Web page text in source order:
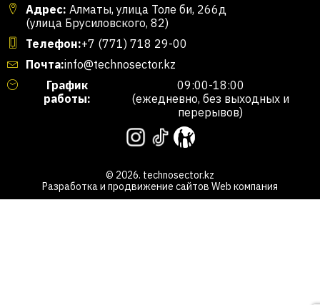
Адрес: Алматы, улица Толе би, 266д
(улица Брусиловского, 82)
Телефон:+7 (771) 718 29-00
Почта:info@technosector.kz
График
работы:
09:00-18:00
(ежедневно, без выходных и
перерывов)
© 2026. technosector.kz
Разработка и продвижение сайтов Web компания